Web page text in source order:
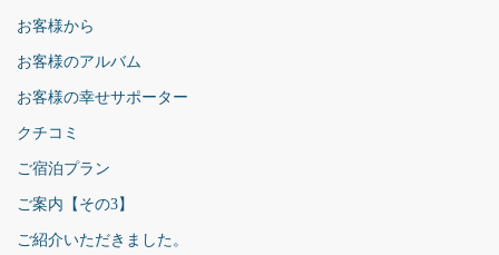
お客様から
お客様のアルバム
お客様の幸せサポーター
クチコミ
ご宿泊プラン
ご案内【その3】
ご紹介いただきました。